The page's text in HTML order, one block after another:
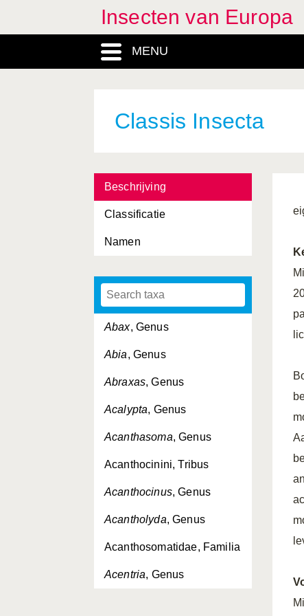
Insecten van Europa
MENU
Classis Insecta
Beschrijving
Classificatie
Namen
Abax, Genus
Abia, Genus
Abraxas, Genus
Acalypta, Genus
Acanthasoma, Genus
Acanthocinini, Tribus
Acanthocinus, Genus
Acantholyda, Genus
Acanthosomatidae, Familia
Acentria, Genus